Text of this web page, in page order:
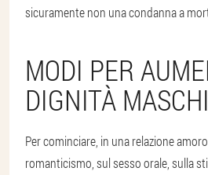
sicuramente non una condanna a
MODI PER
DIGNITÀ
Per cominciare, in una relazione
romanticismo, sul sesso orale, sulla